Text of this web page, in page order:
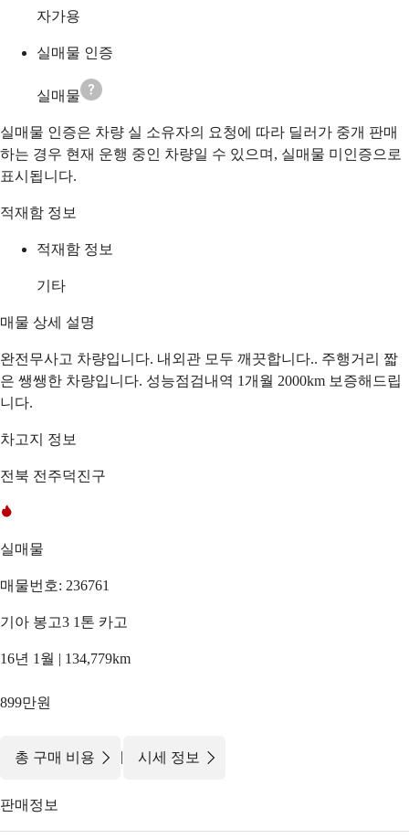
자가용
실매물 인증
실매물
실매물 인증은 차량 실 소유자의 요청에 따라 딜러가 중개 판매
하는 경우 현재 운행 중인 차량일 수 있으며, 실매물 미인증으로
표시됩니다.
적재함 정보
적재함 정보
기타
매물 상세 설명
완전무사고 차량입니다. 내외관 모두 깨끗합니다.. 주행거리 짧
은 쌩쌩한 차량입니다. 성능점검내역 1개월 2000km 보증해드립
니다.
차고지 정보
전북 전주덕진구
실매물
매물번호: 236761
기아 봉고3 1톤 카고
16년 1월 | 134,779km
899만원
총 구매 비용 | 시세 정보
판매정보